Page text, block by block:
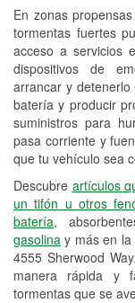
En zonas
tormentas fuertes
acceso a servicios
dispositivos de
arrancar y
batería y producir
suministros para
pasa corriente y
que tu vehículo sea
Descubre artículos
un tifón u otros
batería,
gasolina y más en la
4555 Sherwood
manera rápida y
tormentas que se
freno
Conoce